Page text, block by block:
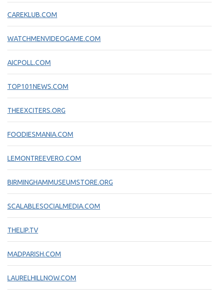
CAREKLUB.COM
WATCHMENVIDEOGAME.COM
AICPOLL.COM
TOP101NEWS.COM
THEEXCITERS.ORG
FOODIESMANIA.COM
LEMONTREEVERO.COM
BIRMINGHAMMUSEUMSTORE.ORG
SCALABLESOCIALMEDIA.COM
THELIP.TV
MADPARISH.COM
LAURELHILLNOW.COM